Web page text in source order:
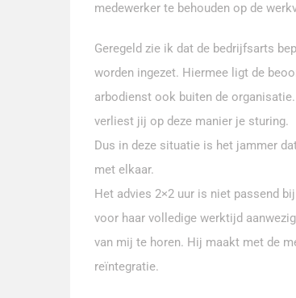
medewerker te behouden op de
Geregeld zie ik dat de bedrijfsarts
worden ingezet. Hiermee ligt de
arbodienst ook buiten de
verliest jij op deze manier je sturing.
Dus in deze situatie is het jammer
met elkaar.
Het advies 2×2 uur is niet passend
voor haar volledige werktijd
van mij te horen. Hij maakt met de
reïntegratie.